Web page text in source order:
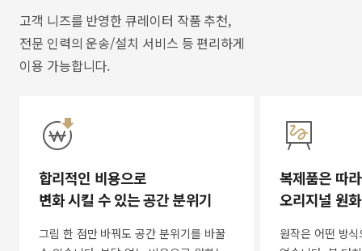
고객 니즈를 반영한 큐레이터 작품 추천,
전문 인력의 운송/설치 서비스 등 편리하게
이용 가능합니다.
합리적인 비용으로
변화 시킬 수 있는 공간 분위기
그림 한 점만 바꿔도 공간 분위기를 바꿀
복제품은 따
오리지널 원
원작은 어떤 방